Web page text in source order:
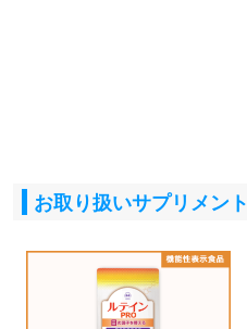
お取り扱いサプリメント